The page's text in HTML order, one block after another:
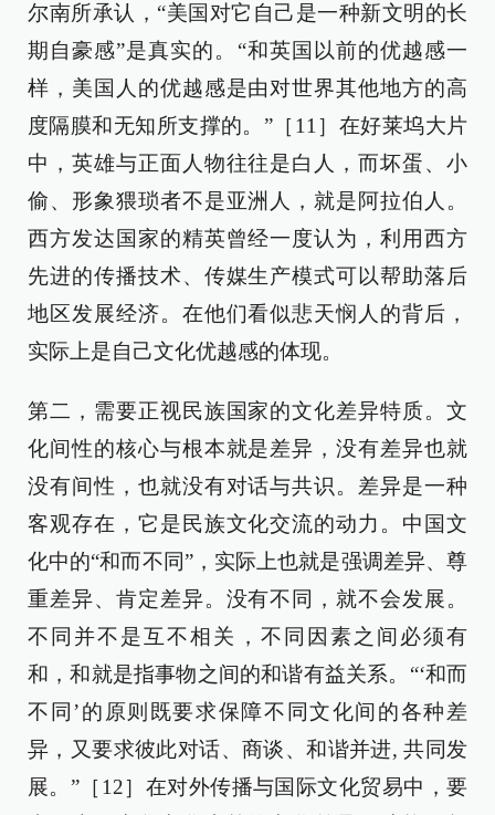
尔南所承认，“美国对它自己是一种新文明的长
期自豪感”是真实的。“和英国以前的优越感一
样，美国人的优越感是由对世界其他地方的高
度隔膜和无知所支撑的。”［11］在好莱坞大片
中，英雄与正面人物往往是白人，而坏蛋、小
偷、形象猥琐者不是亚洲人，就是阿拉伯人。
西方发达国家的精英曾经一度认为，利用西方
先进的传播技术、传媒生产模式可以帮助落后
地区发展经济。在他们看似悲天悯人的背后，
实际上是自己文化优越感的体现。
第二，需要正视民族国家的文化差异特质。文
化间性的核心与根本就是差异，没有差异也就
没有间性，也就没有对话与共识。差异是一种
客观存在，它是民族文化交流的动力。中国文
化中的“和而不同”，实际上也就是强调差异、尊
重差异、肯定差异。没有不同，就不会发展。
不同并不是互不相关，不同因素之间必须有
和，和就是指事物之间的和谐有益关系。“‘和而
不同’的原则既要求保障不同文化间的各种差
异，又要求彼此对话、商谈、和谐并进, 共同发
展。”［12］在对外传播与国际文化贸易中，要